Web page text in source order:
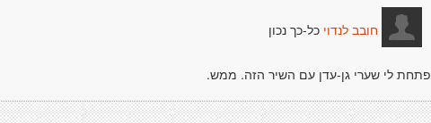
חובב לנדוי כל-כך נכון
פתחת לי שערי גן-עדן עם השיר הזה. ממש.